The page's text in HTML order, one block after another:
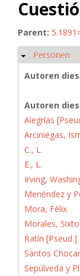
Parent:
Ausblenden
Personen
Autoren
Autoren
Alegrías
Arciniegas,
C., L.
E., L.
Irving,
Menéndez y
Mora, Félix
Morales, Sixto
Ratín [Pseud.]
Santos
Sepúlveda y